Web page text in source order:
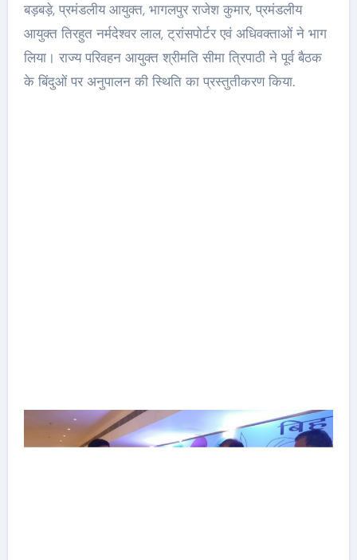
बड़बड़े, प्रमंडलीय आयुक्त, भागलपुर राजेश कुमार, प्रमंडलीय
आयुक्त तिरहुत नर्मदेश्वर लाल, ट्रांसपोर्टर एवं अधिवक्ताओं ने भाग
लिया। राज्य परिवहन आयुक्त श्रीमति सीमा त्रिपाठी ने पूर्व बैठक
के बिंदुओं पर अनुपालन की स्थिति का प्रस्तुतीकरण किया.